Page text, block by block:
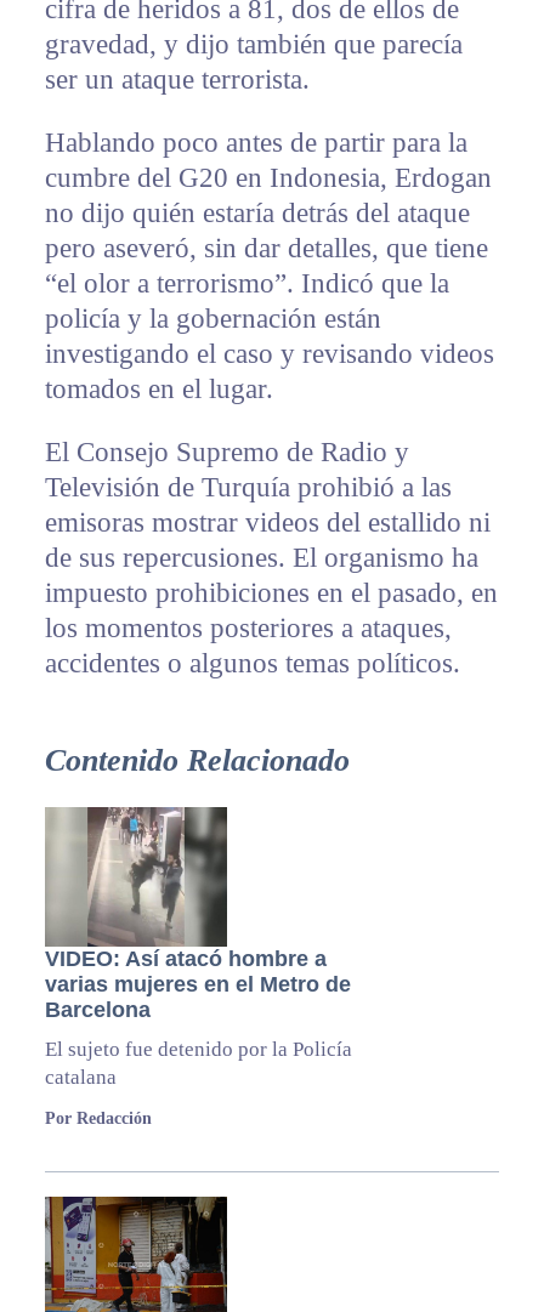
cifra de heridos a 81, dos de ellos de
gravedad, y dijo también que parecía
ser un ataque terrorista.
Hablando poco antes de partir para la
cumbre del G20 en Indonesia, Erdogan
no dijo quién estaría detrás del ataque
pero aseveró, sin dar detalles, que tiene
“el olor a terrorismo”. Indicó que la
policía y la gobernación están
investigando el caso y revisando videos
tomados en el lugar.
El Consejo Supremo de Radio y
Televisión de Turquía prohibió a las
emisoras mostrar videos del estallido ni
de sus repercusiones. El organismo ha
impuesto prohibiciones en el pasado, en
los momentos posteriores a ataques,
accidentes o algunos temas políticos.
Contenido Relacionado
VIDEO: Así atacó hombre a
varias mujeres en el Metro de
Barcelona
El sujeto fue detenido por la Policía
catalana
Por Redacción